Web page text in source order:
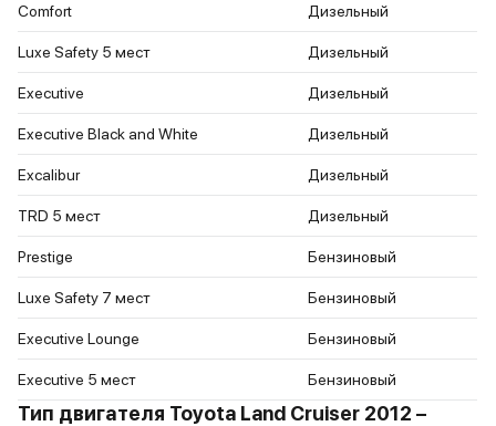
Comfort Дизельный
Luxe Safety 5 мест Дизельный
Executive Дизельный
Executive Black and White Дизельный
Excalibur Дизельный
TRD 5 мест Дизельный
Prestige Бензиновый
Luxe Safety 7 мест Бензиновый
Executive Lounge Бензиновый
Executive 5 мест Бензиновый
Тип двигателя Toyota Land Cruiser 2012 –